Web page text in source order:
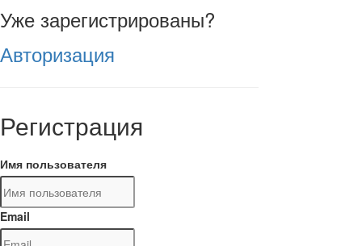
Уже зарегистрированы?
Авторизация
Регистрация
Имя пользователя
Email